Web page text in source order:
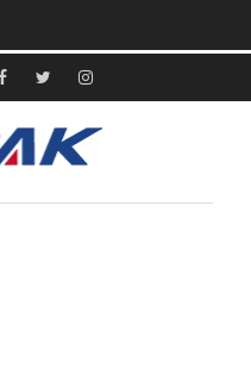
ФејсбукТвитерИнстаграм